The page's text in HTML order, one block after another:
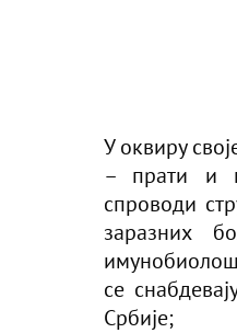
У оквиру
– прати и
спроводи
заразних
се
Србије;